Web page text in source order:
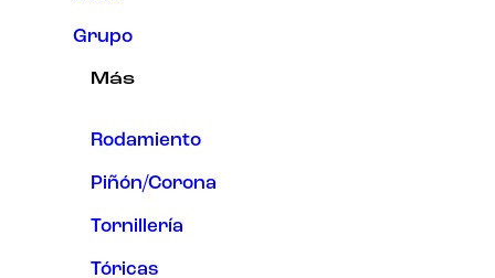
Grupo
Más
Rodamiento
Piñón/Corona
Tornillería
Tóricas